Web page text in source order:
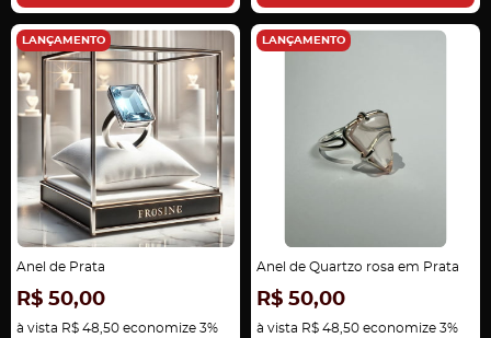
LANÇAMENTO
Anel de Prata
R$ 50,00
à vista R$ 48,50 economize 3%
LANÇAMENTO
Anel de Quartzo rosa em Prata
R$ 50,00
à vista R$ 48,50 economize 3%